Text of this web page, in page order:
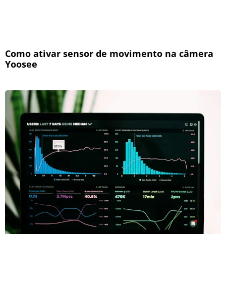
Como ativar sensor de movimento na câmera
Yoosee